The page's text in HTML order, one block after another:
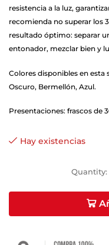
resistencia a la luz,
recomienda no superar los
resultado óptimo: separar
entonador, mezclar bien y
Colores disponibles en esta
Oscuro, Bermellón, Azul.
Presentaciones: frascos de
Hay existencias